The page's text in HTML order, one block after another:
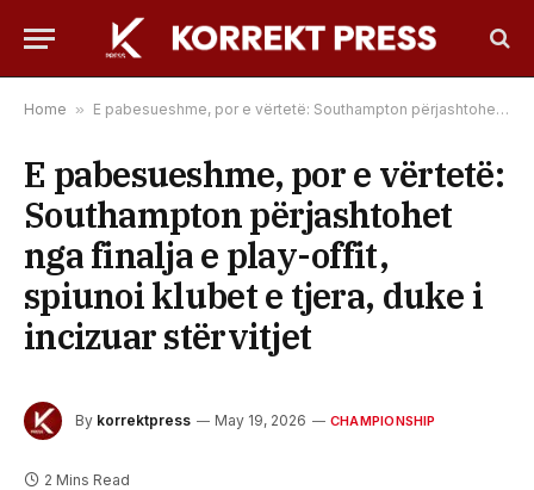
Home » E pabesueshme, por e vërtetë: Southampton përjashtohet nga finalja e play-offit, spiunoi klubet e tjera, duke i incizuar stërvitjet
E pabesueshme, por e vërtetë:
Southampton përjashtohet
nga finalja e play-offit,
spiunoi klubet e tjera, duke i
incizuar stërvitjet
By korrektpress May 19, 2026 CHAMPIONSHIP
2 Mins Read